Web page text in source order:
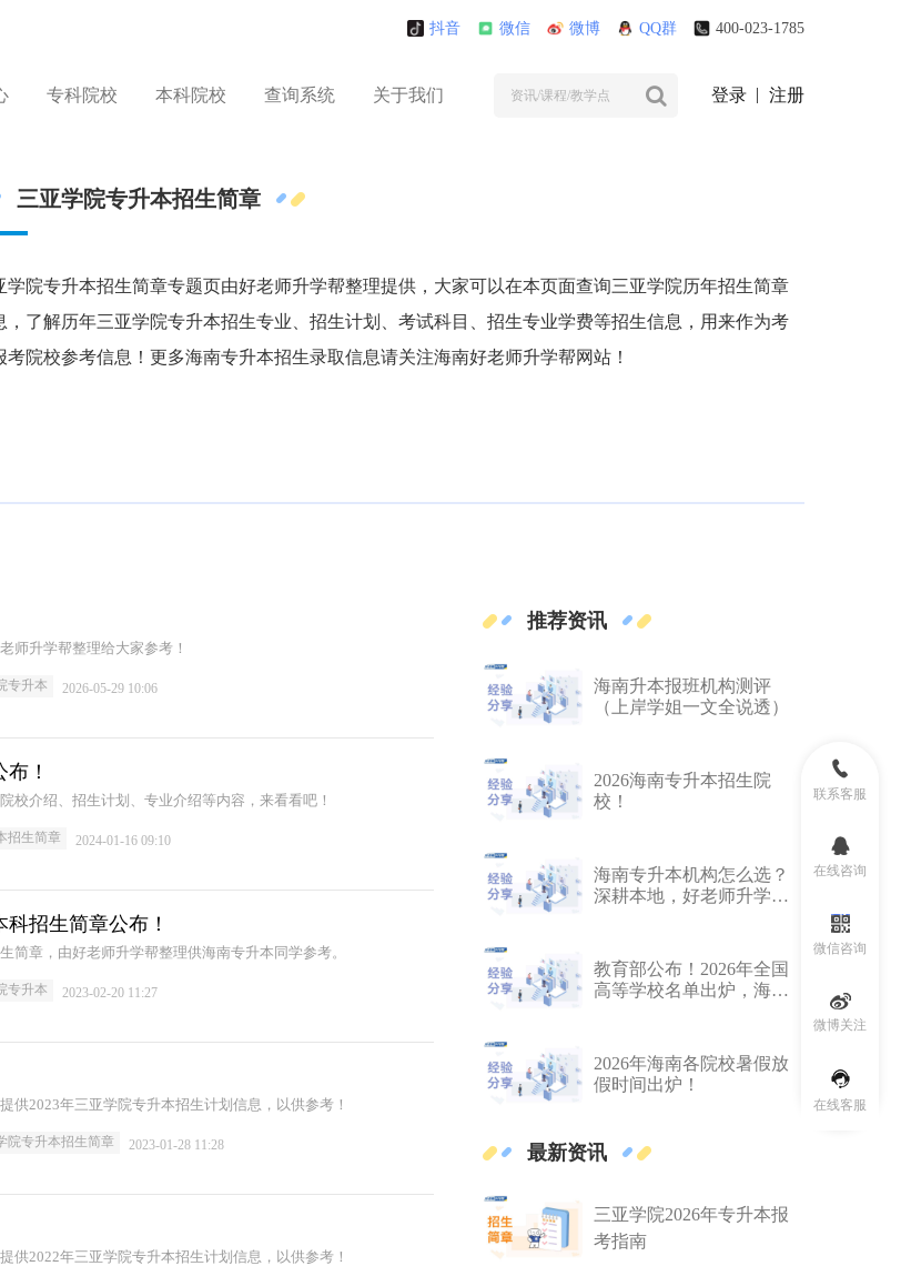
抖音 微信 微博 QQ群 400-023-1785
专科院校 本科院校 查询系统 关于我们 登录 注册
联系客服
在线咨询
微信咨询
微博关注
在线客服
三亚学院专升本招生简章
学院专升本招生简章专题页由好老师升学帮整理提供，大家可以在本页面查询三亚学院历年招生简章
，了解历年三亚学院专升本招生专业、招生计划、考试科目、招生专业学费等招生信息，用来作为考
考院校参考信息！更多海南专升本招生录取信息请关注海南好老师升学帮网站！
师升学帮整理给大家参考！
专升本 2026-05-29 10:06
！
校介绍、招生计划、专业介绍等内容，来看看吧！
招生简章 2024-01-16 09:10
招生简章公布！
简章，由好老师升学帮整理供海南专升本同学参考。
专升本 2023-02-20 11:27
供2023年三亚学院专升本招生计划信息，以供参考！
院专升本招生简章 2023-01-28 11:28
供2022年三亚学院专升本招生计划信息，以供参考！
推荐资讯
海南升本报班机构测评
（上岸学姐一文全说透）
2026海南专升本招生院
校！
海南专升本机构怎么选？
深耕本地，好老师升学帮
教育部公布！2026年全国
高等学校名单出炉，海南
2026年海南各院校暑假放
假时间出炉！
最新资讯
三亚学院2026年专升本报
考指南